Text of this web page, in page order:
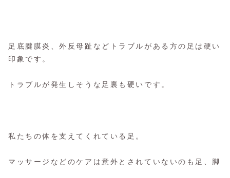
足底腱膜炎、外反母趾などトラブルがある方の足は硬い
印象です。
トラブルが発生しそうな足裏も硬いです。
私たちの体を支えてくれている足。
マッサージなどのケアは意外とされていないのも足、脚